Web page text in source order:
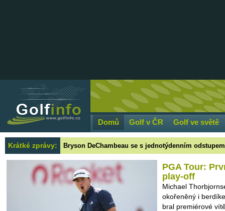
Domů Golf v ČR Golf ve světě
Krátké zprávy: Bryson DeChambeau se s jednotýdenním
Bizarní situaci nabídl minulý týden závěr 3M
PGATour:
play-off
Michael
okořeněný i
bral premiérové